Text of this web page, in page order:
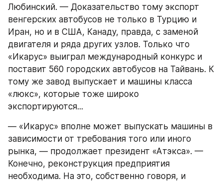
Любинский. — Доказательство тому экспорт
венгерских автобусов не только в Турцию и
Иран, но и в США, Канаду, правда, с заменой
двигателя и ряда других узлов. Только что
«Икарус» выиграл международный конкурс и
поставит 560 городских автобусов на Тайвань. К
тому же завод выпускает и машины класса
«люкс», которые тоже широко
экспортируются...
— «Икарус» вполне может выпускать машины в
зависимости от требования того или иного
рынка, — продолжает президент «Атэкса». —
Конечно, реконструкция предприятия
необходима. На это, собственно говоря, и